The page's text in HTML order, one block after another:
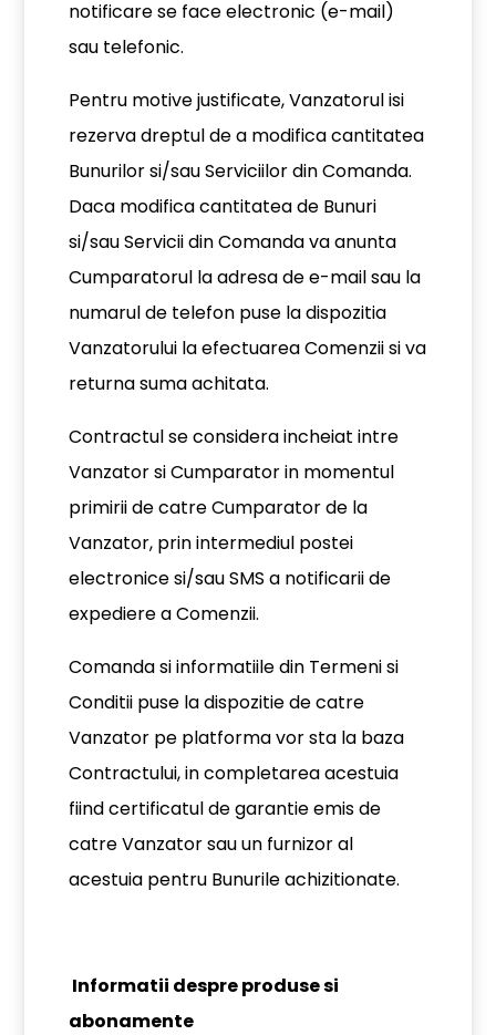
notificare se face electronic (e-mail)
sau telefonic.
Pentru motive justificate, Vanzatorul isi
rezerva dreptul de a modifica cantitatea
Bunurilor si/sau Serviciilor din Comanda.
Daca modifica cantitatea de Bunuri
si/sau Servicii din Comanda va anunta
Cumparatorul la adresa de e-mail sau la
numarul de telefon puse la dispozitia
Vanzatorului la efectuarea Comenzii si va
returna suma achitata.
Contractul se considera incheiat intre
Vanzator si Cumparator in momentul
primirii de catre Cumparator de la
Vanzator, prin intermediul postei
electronice si/sau SMS a notificarii de
expediere a Comenzii.
Comanda si informatiile din Termeni si
Conditii puse la dispozitie de catre
Vanzator pe platforma vor sta la baza
Contractului, in completarea acestuia
fiind certificatul de garantie emis de
catre Vanzator sau un furnizor al
acestuia pentru Bunurile achizitionate.
Informatii despre produse si
abonamente